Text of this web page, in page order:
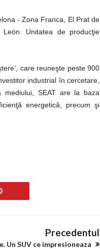
- Zona Franca, El Prat de
Unitatea de producţie
care reuneşte peste 900
industrial în cercetare,
mediului, SEAT are la baza
energetică, precum şi
Precedentul
Un SUV ce impresioneaza